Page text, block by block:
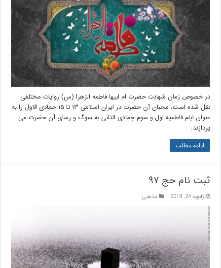
در خصوص زمان شهادت حضرت ام ابیها فاطمه الزهرا (س) روایات مختلفی
نقل شده است، محبان آن حضرت در ایران اسلامی ۱۳ تا ۱۵ جمادی الاول را به
عنوان ایام فاطمیه اول و سوم جمادی الثانی به سوگ و رسای آن حضرت می
پردازند.
ادامه مطلب
ثبت نام حج ۹۷
ژانویه 24, 2018 مذهبی